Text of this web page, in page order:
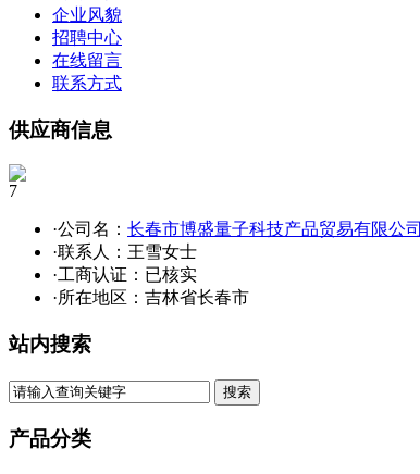
企业风貌
招聘中心
在线留言
联系方式
供应商信息
7
·公司名： 长春市博盛量子科技产品贸易有限公司
·联系人：王雪女士
·工商认证： 已核实
·所在地区：吉林省长春市
站内搜索
产品分类